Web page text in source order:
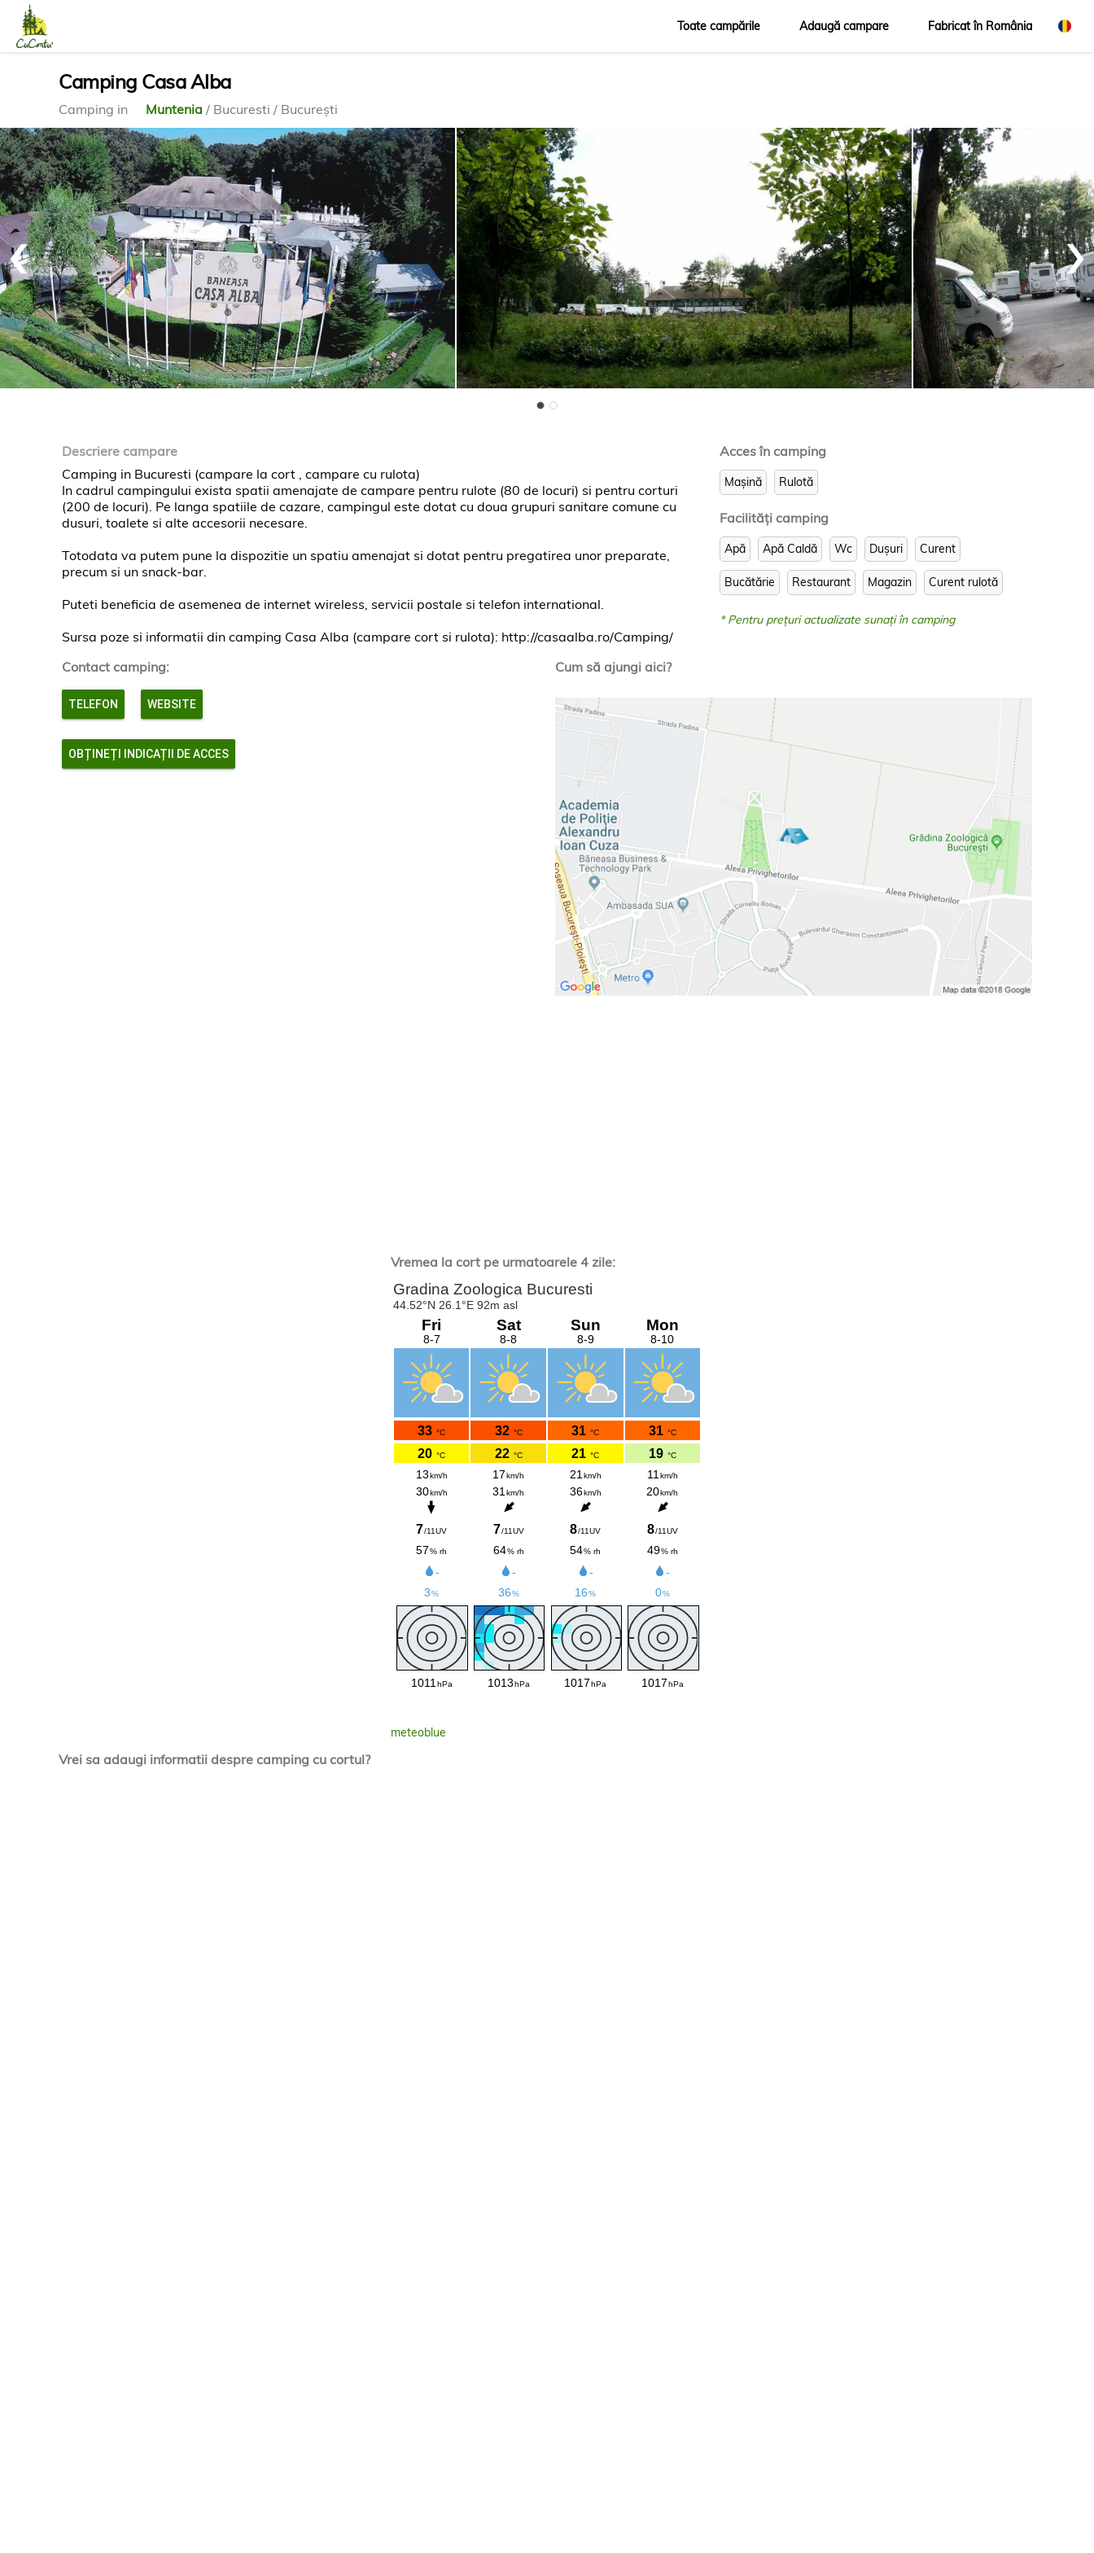
Toate campările Adaugă campare Fabricat în România
Camping Casa Alba
Camping in Muntenia / Bucuresti / București
‹ ›
Descriere campare
Camping in Bucuresti (campare la cort , campare cu rulota)
In cadrul campingului exista spatii amenajate de campare pentru rulote (80 de locuri) si pentru corturi
(200 de locuri). Pe langa spatiile de cazare, campingul este dotat cu doua grupuri sanitare comune cu
dusuri, toalete si alte accesorii necesare.
Totodata va putem pune la dispozitie un spatiu amenajat si dotat pentru pregatirea unor preparate,
precum si un snack-bar.
Puteti beneficia de asemenea de internet wireless, servicii postale si telefon international.
Sursa poze si informatii din camping Casa Alba (campare cort si rulota): http://casaalba.ro/Camping/
Acces în camping
Mașină Rulotă
Facilităţi camping
Apă Apă Caldă Wc Dușuri Curent
Bucătărie Restaurant Magazin Curent rulotă
* Pentru prețuri actualizate sunați în camping
Contact camping:
TELEFON WEBSITE
OBȚINEȚI INDICAȚII DE ACCES
Cum să ajungi aici?
Vremea la cort pe urmatoarele 4 zile:
meteoblue
Vrei sa adaugi informatii despre camping cu cortul?